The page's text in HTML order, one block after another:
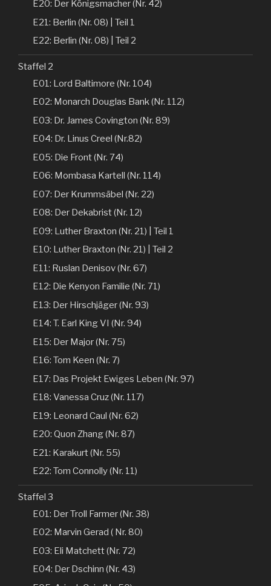
E20: Der Königsmacher (Nr. 42)
E21: Berlin (Nr. 08) | Teil 1
E22: Berlin (Nr. 08) | Teil 2
Staffel 2
E01: Lord Baltimore (Nr. 104)
E02: Monarch Douglas Bank (Nr. 112)
E03: Dr. James Covington (Nr. 89)
E04: Dr. Linus Creel (Nr.82)
E05: Die Front (Nr. 74)
E06: Mombasa Kartell (Nr. 114)
E07: Der Krummsäbel (Nr. 22)
E08: Der Dekabrist (Nr. 12)
E09: Luther Braxton (Nr. 21) | Teil 1
E10: Luther Braxton (Nr. 21) | Teil 2
E11: Ruslan Denisov (Nr. 67)
E12: Die Kenyon Familie (Nr. 71)
E13: Der Hirschjäger (Nr. 93)
E14: T. Earl King VI (Nr. 94)
E15: Der Major (Nr. 75)
E16: Tom Keen (Nr. 7)
E17: Das Projekt Ewiges Leben (Nr. 97)
E18: Vanessa Cruz (Nr. 117)
E19: Leonard Caul (Nr. 62)
E20: Quon Zhang (Nr. 87)
E21: Karakurt (Nr. 55)
E22: Tom Connolly (Nr. 11)
Staffel 3
E01: Der Troll Farmer (Nr. 38)
E02: Marvin Gerad ( Nr. 80)
E03: Eli Matchett (Nr. 72)
E04: Der Dschinn (Nr. 43)